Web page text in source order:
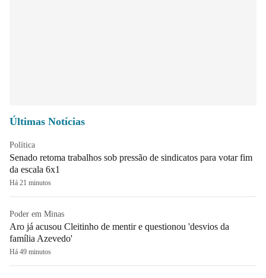
Últimas Notícias
Política
Senado retoma trabalhos sob pressão de sindicatos para votar fim
da escala 6x1
Há 21 minutos
Poder em Minas
Aro já acusou Cleitinho de mentir e questionou 'desvios da
família Azevedo'
Há 49 minutos